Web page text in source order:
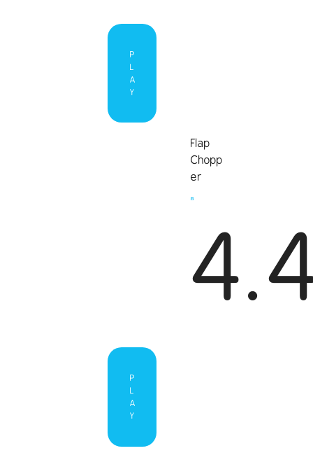
P
L
A
Y
Flap
Chopp
er
P
L
A
Y